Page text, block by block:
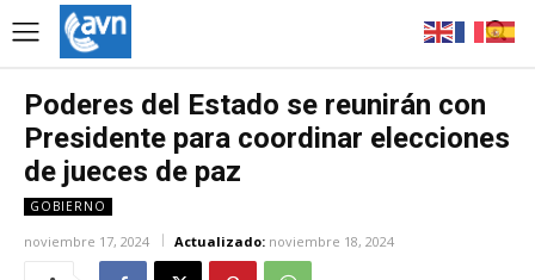
Poderes del Estado se reunirán con
Presidente para coordinar elecciones
de jueces de paz
GOBIERNO
noviembre 17, 2024 Actualizado: noviembre 18, 2024